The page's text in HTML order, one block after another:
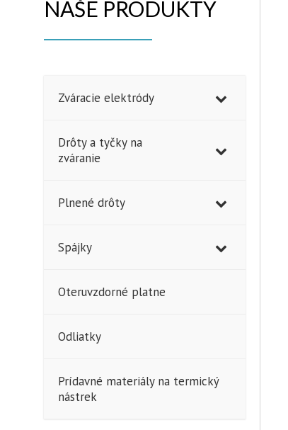
NAŠE PRODUKTY
Zváracie elektródy
Drôty a tyčky na
zváranie
Plnené drôty
Spájky
Oteruvzdorné platne
Odliatky
Prídavné materiály na termický
nástrek